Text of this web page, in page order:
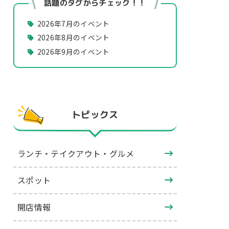
話題のタグからチェック！！
2026年7月のイベント
2026年8月のイベント
2026年9月のイベント
トピックス
ランチ・テイクアウト・グルメ
スポット
開店情報